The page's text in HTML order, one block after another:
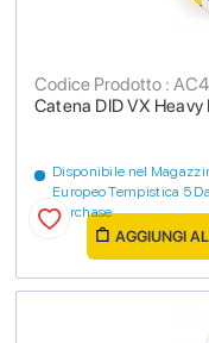
Catena DID VX
Codice Prodotto :
Disponibile nel
Europeo Tempistica 5
purchase
AGGIUNGI